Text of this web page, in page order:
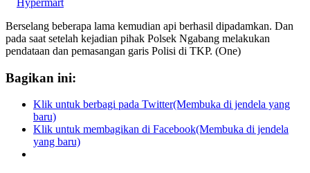
Berselang beberapa lama kemudian api berhasil dipadamkan. Dan
pada saat setelah kejadian pihak Polsek Ngabang melakukan
pendataan dan pemasangan garis Polisi di TKP. (One)
Bagikan ini:
Klik untuk berbagi pada Twitter(Membuka di jendela yang
baru)
Klik untuk membagikan di Facebook(Membuka di jendela
yang baru)